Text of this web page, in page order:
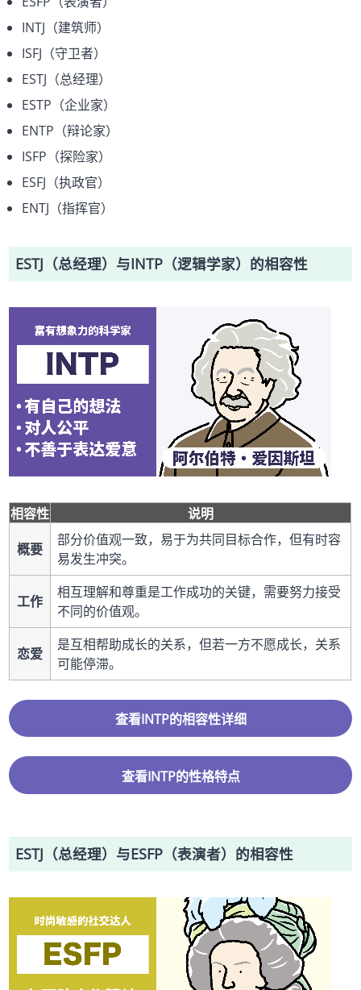
INTJ（建筑师）
ISFJ（守卫者）
ESTJ（总经理）
ESTP（企业家）
ENTP（辩论家）
ISFP（探险家）
ESFJ（执政官）
ENTJ（指挥官）
ESTJ（总经理）与INTP（逻辑学家）的相容性
相容性
说明
概要
部分价值观一致，易于为共同目标合作，但有时容
易发生冲突。
工作
相互理解和尊重是工作成功的关键，需要努力接受
不同的价值观。
恋爱
是互相帮助成长的关系，但若一方不愿成长，关系
可能停滞。
查看INTP的相容性详细
查看INTP的性格特点
ESTJ（总经理）与ESFP（表演者）的相容性